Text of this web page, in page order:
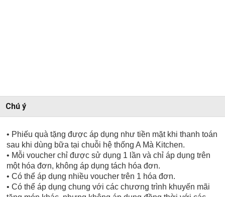
Chú ý
• Phiếu quà tặng được áp dụng như tiền mặt khi thanh toán
sau khi dùng bữa tại chuỗi hệ thống A Mà Kitchen.
• Mỗi voucher chỉ được sử dụng 1 lần và chỉ áp dụng trên
một hóa đơn, không áp dụng tách hóa đơn.
• Có thể áp dụng nhiều voucher trên 1 hóa đơn.
• Có thể áp dụng chung với các chương trình khuyến mãi